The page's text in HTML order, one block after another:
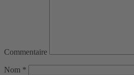
Commentaire
Nom *